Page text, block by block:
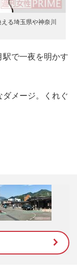
る埼玉県や神奈川
で一夜を明かす
メージ。くれぐ